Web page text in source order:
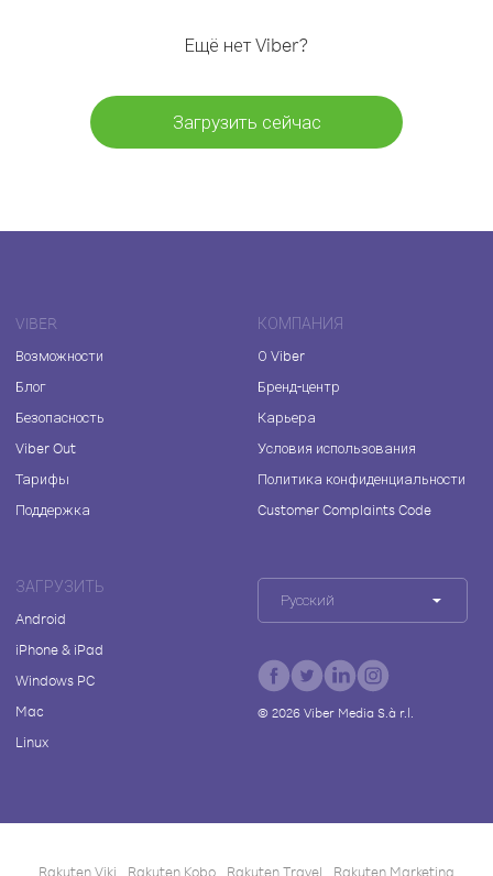
Ещё нет Viber?
Загрузить сейчас
VIBER
Возможности
Блог
Безопасность
Viber Out
Тарифы
Поддержка
КОМПАНИЯ
О Viber
Бренд-центр
Карьера
Условия использования
Политика конфиденциальности
Customer Complaints Code
ЗАГРУЗИТЬ
Android
iPhone & iPad
Windows PC
Mac
Linux
Русский
© 2026Viber Media S.à r.l.
Rakuten Viki Rakuten Kobo Rakuten Travel Rakuten Marketing